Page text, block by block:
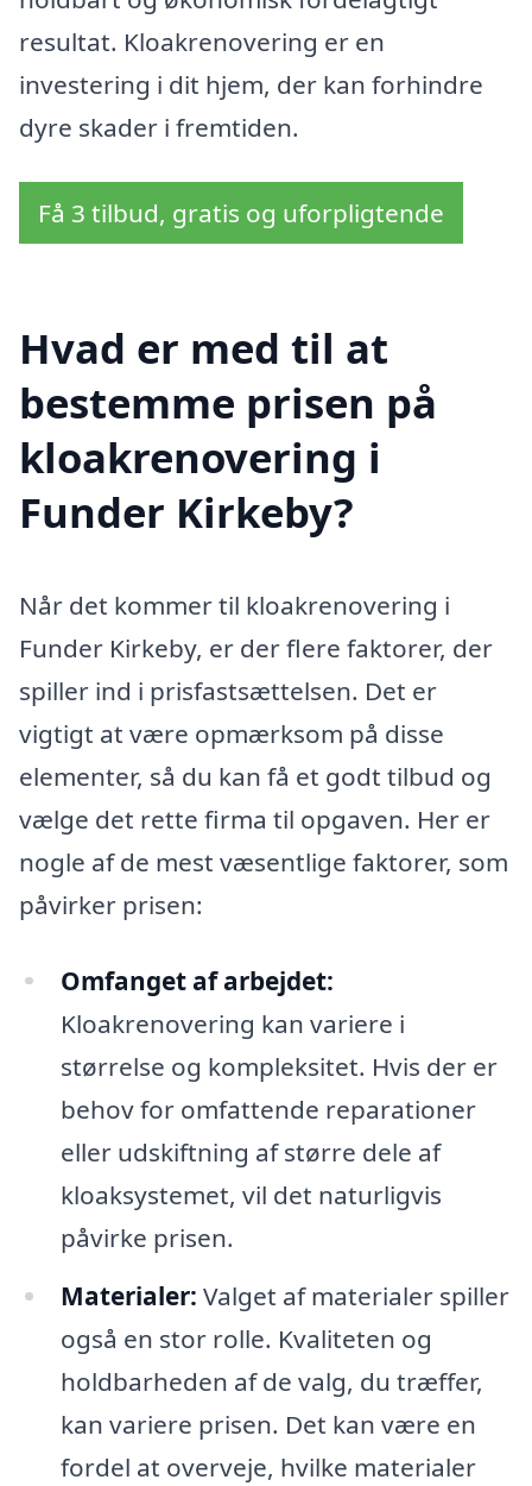
resultat. Kloakrenovering er en
investering i dit hjem, der kan forhindre
dyre skader i fremtiden.
Få 3 tilbud, gratis og uforpligtende
Hvad er med til at
bestemme prisen på
kloakrenovering i
Funder Kirkeby?
Når det kommer til kloakrenovering i
Funder Kirkeby, er der flere faktorer, der
spiller ind i prisfastsættelsen. Det er
vigtigt at være opmærksom på disse
elementer, så du kan få et godt tilbud og
vælge det rette firma til opgaven. Her er
nogle af de mest væsentlige faktorer, som
påvirker prisen:
Omfanget af arbejdet:
Kloakrenovering kan variere i
størrelse og kompleksitet. Hvis der er
behov for omfattende reparationer
eller udskiftning af større dele af
kloaksystemet, vil det naturligvis
påvirke prisen.
Materialer: Valget af materialer spiller
også en stor rolle. Kvaliteten og
holdbarheden af de valg, du træffer,
kan variere prisen. Det kan være en
fordel at overveje, hvilke materialer